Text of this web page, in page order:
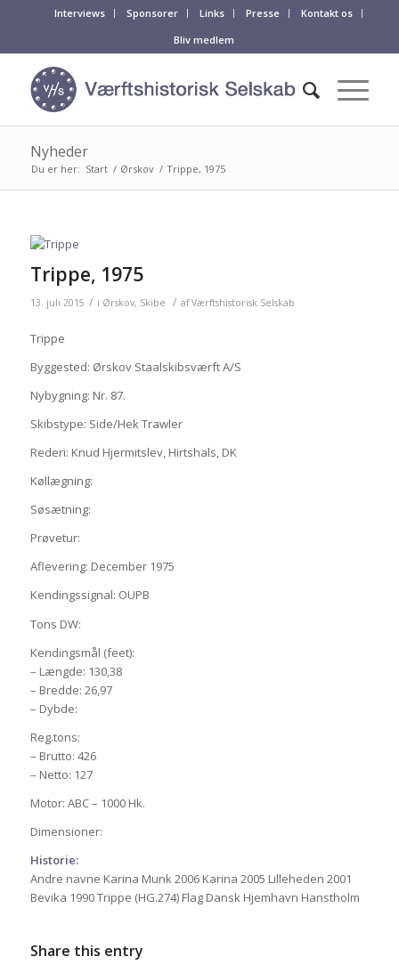
Interviews Sponsorer Links Presse
Kontakt os
Bliv medlem
Nyheder
Du er her: Start / Ørskov / Trippe, 1975
Trippe, 1975
13. juli 2015 / i Ørskov, Skibe / afVærftshistorisk Selskab
Trippe
Byggested: Ørskov Staalskibsværft A/S
Nybygning: Nr. 87.
Skibstype: Side/Hek Trawler
Rederi: Knud Hjermitslev, Hirtshals, DK
Køllægning:
Søsætning:
Prøvetur:
Aflevering: December 1975
Kendingssignal: OUPB
Tons DW:
Kendingsmål (feet):
– Længde: 130,38
– Bredde: 26,97
– Dybde:
Reg.tons:
– Brutto: 426
– Netto: 127
Motor: ABC – 1000 Hk.
Dimensioner:
Historie:
Andre navne Karina Munk 2006 Karina 2005 Lilleheden 2001
Bevika 1990 Trippe (HG.274) Flag Dansk Hjemhavn Hanstholm
Share this entry